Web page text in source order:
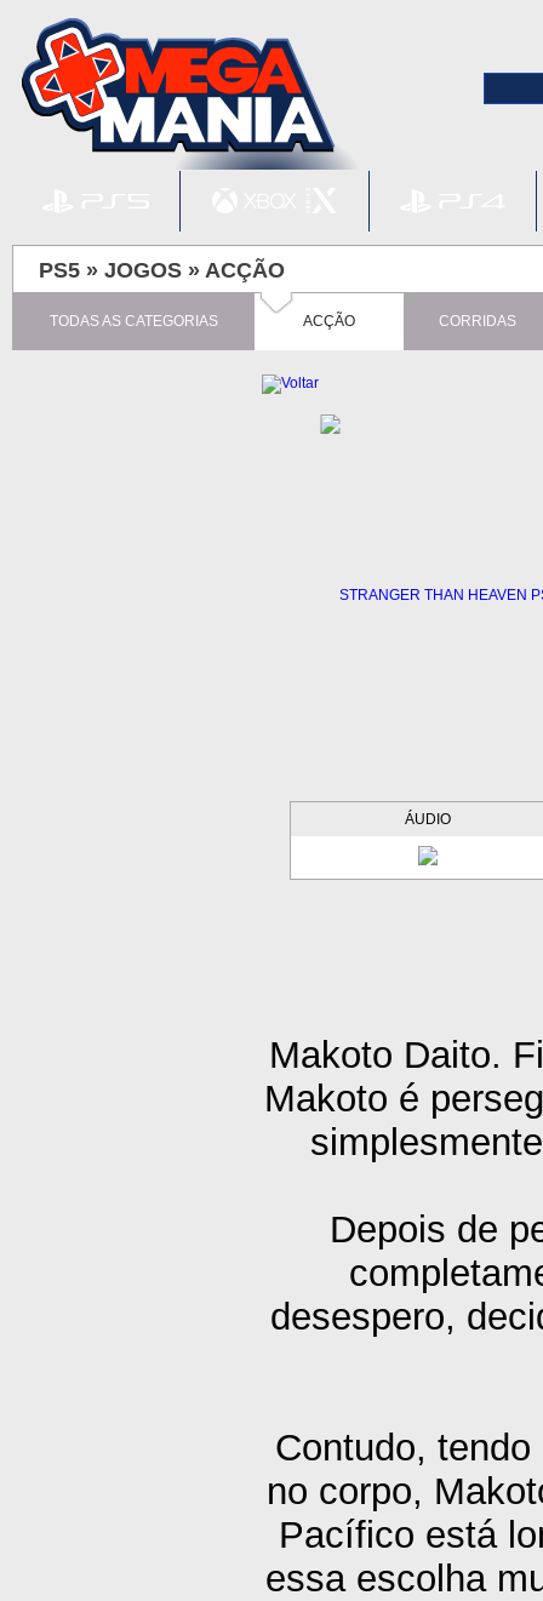
PS5 » JOGOS » ACÇÃO
TODAS AS CATEGORIAS ACÇÃO CORRIDAS
ÁUDIO
Makoto Daito.
Makoto é
Depois de
desespero,
Contudo,
no corpo,
Pacífico está
essa escolha